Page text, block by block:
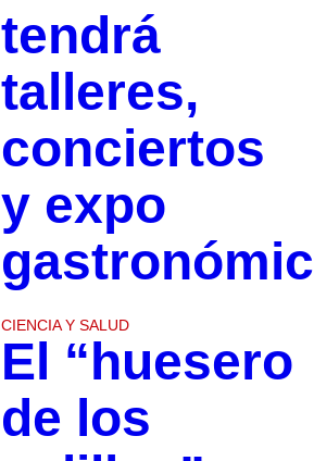
tendrá
talleres,
conciertos
y expo
CIENCIA Y SALUD
El “huesero
de los